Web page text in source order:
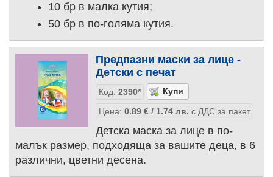
10 бр в малка кутия;
50 бр в по-голяма кутия.
Предпазни маски за лице -
Детски с печат
Код: 2390*
Цена: 0.89 €/ 1.74 лв. с ДДС за пакет
Детска маска за лице в по-
малък размер, подходяща за вашите деца, в 6
различни, цветни десена.